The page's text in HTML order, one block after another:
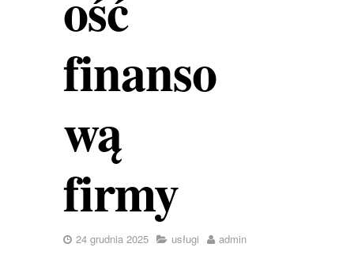
finanso
wą
firmy
24 grudnia 2025 usługi admin